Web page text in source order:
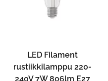
LED Filament
rustiikkilamppu 220-
240V 7W 806lm E27